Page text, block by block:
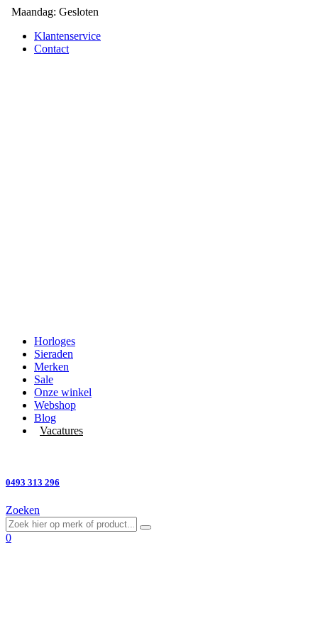
Maandag: Gesloten
Klantenservice
Contact
Horloges
Sieraden
Merken
Sale
Onze winkel
Webshop
Blog
Vacatures
0493 313 296
Zoeken
0